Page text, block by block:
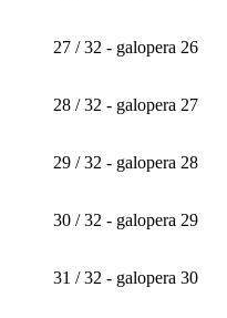
27 / 32 - galopera 26
28 / 32 - galopera 27
29 / 32 - galopera 28
30 / 32 - galopera 29
31 / 32 - galopera 30